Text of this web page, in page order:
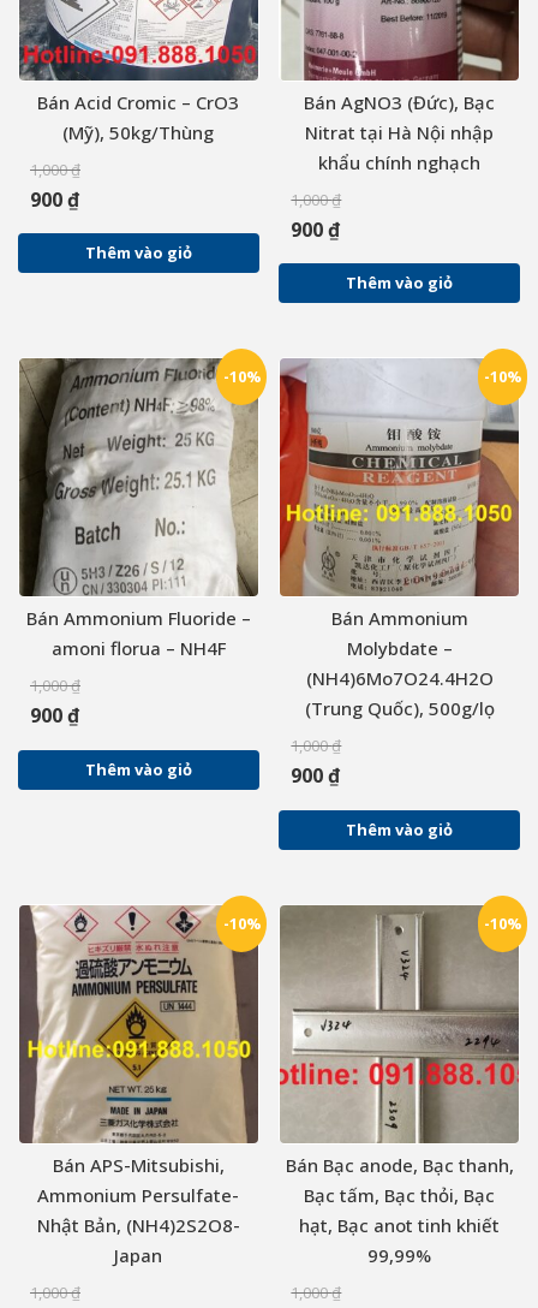
Bán Acid Cromic – CrO3
(Mỹ), 50kg/Thùng
1,000₫
900₫
Thêm vào giỏ
Bán AgNO3 (Đức), Bạc
Nitrat tại Hà Nội nhập
khẩu chính nghạch
1,000₫
900₫
Thêm vào giỏ
-10%
Bán Ammonium Fluoride –
amoni florua – NH4F
1,000₫
900₫
Thêm vào giỏ
-10%
Bán Ammonium
Molybdate –
(NH4)6Mo7O24.4H2O
(Trung Quốc), 500g/lọ
1,000₫
900₫
Thêm vào giỏ
-10%
Bán APS-Mitsubishi,
Ammonium Persulfate-
Nhật Bản, (NH4)2S2O8-
Japan
1,000₫
-10%
Bán Bạc anode, Bạc thanh,
Bạc tấm, Bạc thỏi, Bạc
hạt, Bạc anot tinh khiết
99,99%
1,000₫